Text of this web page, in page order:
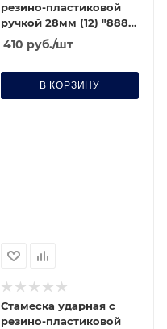
резино-пластиковой
ручкой 28мм (12) "888"
(6020280)
410 руб./шт
В КОРЗИНУ
Стамеска ударная с
резино-пластиковой